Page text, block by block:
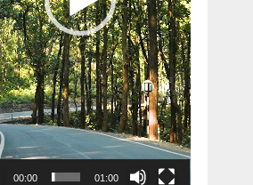
00:00 01:00